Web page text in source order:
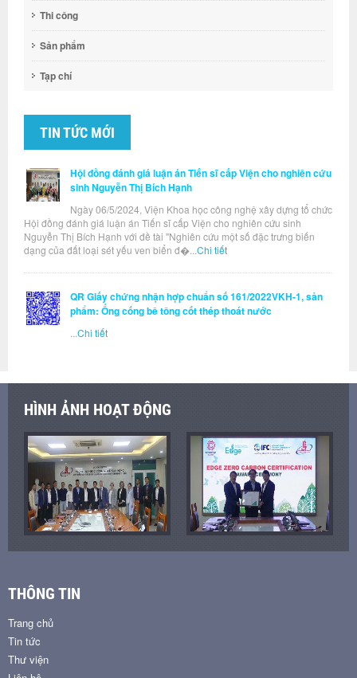
Thi công
Sản phẩm
Tạp chí
TIN TỨC MỚI
Hội đồng đánh giá luận án Tiến sĩ cấp Viện cho nghiên cứu
sinh Nguyễn Thị Bích Hạnh
Ngày 06/5/2024, Viện Khoa học công nghệ xây dựng tổ chức
Hội đồng đánh giá luận án Tiến sĩ cấp Viện cho nghiên cứu sinh
Nguyễn Thị Bích Hạnh với đề tài "Nghiên cứu một số đặc trưng biến
dạng của đất loại sét yếu ven biển đ�... Chi tiết
QR Giấy chứng nhận hợp chuẩn số 161/2022VKH-1, sản
phẩm: Ống cống bê tông cốt thép thoát nước
Chi tiết
HÌNH ẢNH HOẠT ĐỘNG
THÔNG TIN
Trang chủ
Tin tức
Thư viện